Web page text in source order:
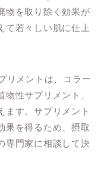
物を取り除く効果が
て若々しい肌に仕上
リメントは、コラー
性サプリメント、
ます。サプリメント
果を得るため、摂取
専門家に相談して決